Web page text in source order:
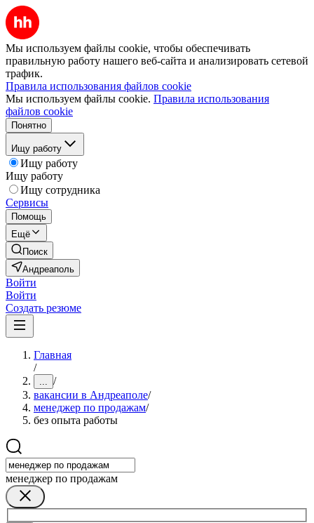
Мы используем файлы cookie, чтобы обеспечивать
правильную работу нашего веб-сайта и анализировать сетевой
трафик.
Правила использования файлов cookie
Мы используем файлы cookie. Правила использования
файлов cookie
Понятно
Ищу работу
Ищу работу
Ищу работу
Ищу сотрудника
Сервисы
Помощь
Ещё
Поиск
Андреаполь
Войти
Войти
Создать резюме
Главная
/
... /
вакансии в Андреаполе/
менеджер по продажам/
без опыта работы
менеджер по продажам